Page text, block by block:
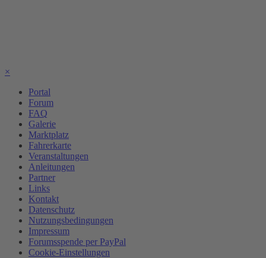
×
Portal
Forum
FAQ
Galerie
Marktplatz
Fahrerkarte
Veranstaltungen
Anleitungen
Partner
Links
Kontakt
Datenschutz
Nutzungsbedingungen
Impressum
Forumsspende per PayPal
Cookie-Einstellungen